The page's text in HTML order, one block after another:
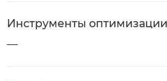
Инструменты оптимизации
—